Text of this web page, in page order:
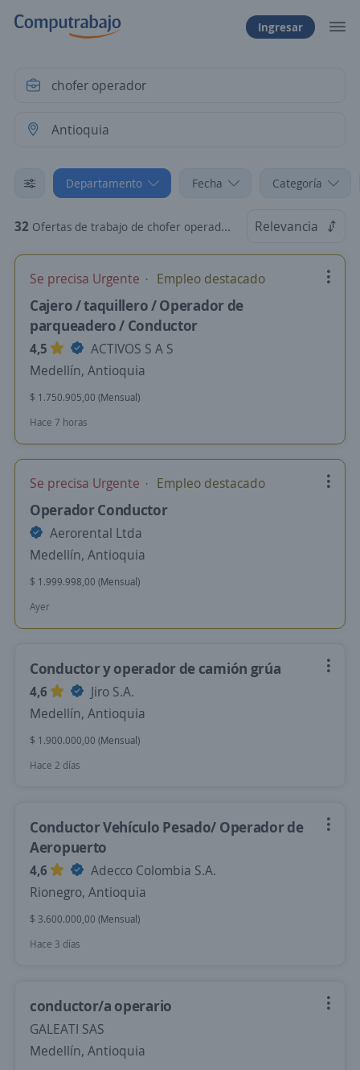
Ingresar
Departamento Fecha Categoría
32 Ofertas de trabajo de chofer operador en Antioquia Relevancia
Se precisa Urgente Empleo destacado
Cajero / taquillero / Operador de
parqueadero / Conductor
4,5
ACTIVOS S A S
Medellín, Antioquia
$ 1.750.905,00 (Mensual)
Hace 7 horas
Se precisa Urgente Empleo destacado
Operador Conductor
Aerorental Ltda
Medellín, Antioquia
$ 1.999.998,00 (Mensual)
Ayer
Conductor y operador de camión grúa
4,6
Jiro S.A.
Medellín, Antioquia
$ 1.900.000,00 (Mensual)
Hace 2 días
Conductor Vehículo Pesado/ Operador de
Aeropuerto
4,6
Adecco Colombia S.A.
Rionegro, Antioquia
$ 3.600.000,00 (Mensual)
Hace 3 días
conductor/a operario
GALEATI SAS
Medellín, Antioquia